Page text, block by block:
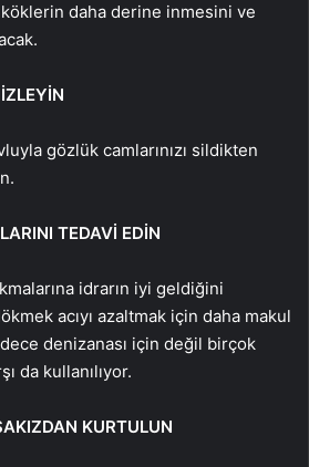
daha derine inmesini ve
gözlük camlarınızı sildikten
TEDAVİ EDİN
idrarın iyi geldiğini
acıyı azaltmak için daha makul
denizanası için değil birçok
da kullanılıyor.
KURTULUN